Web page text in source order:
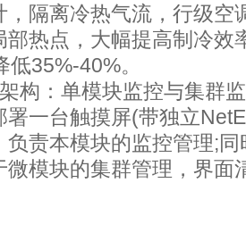
，隔离冷热气流，行级空
部热点，大幅提高制冷效
35%-40%。
构：单模块监控与集群
署一台触摸屏(带独立
负责本模块的监控管理;
微模块的集群管理，界面